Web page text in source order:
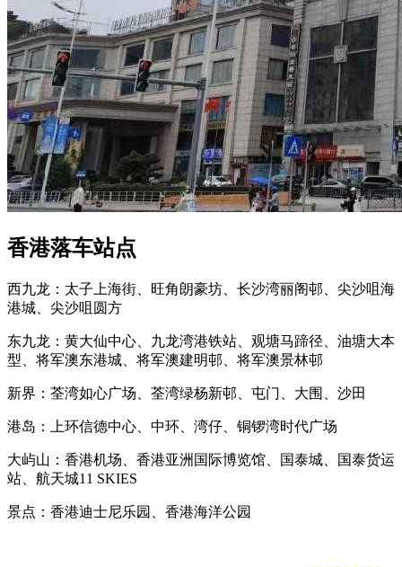
香港落车站点
西九龙：太子上海街、旺角朗豪坊、长沙湾丽阁邨、尖沙咀海
港城、尖沙咀圆方
东九龙：黄大仙中心、九龙湾港铁站、观塘马蹄径、油塘大本
型、将军澳东港城、将军澳建明邨、将军澳景林邨
新界：荃湾如心广场、荃湾绿杨新邨、屯门、大围、沙田
港岛：上环信德中心、中环、湾仔、铜锣湾时代广场
大屿山：香港机场、香港亚洲国际博览馆、国泰城、国泰货运
站、航天城11 SKIES
景点：香港迪士尼乐园、香港海洋公园